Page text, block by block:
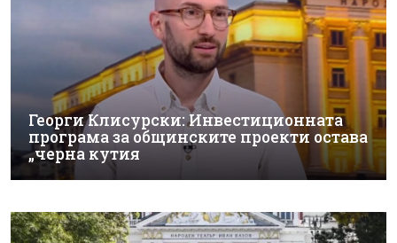
Георги Клисурски: Инвестиционната
програма за общинските проекти остава
„черна кутия